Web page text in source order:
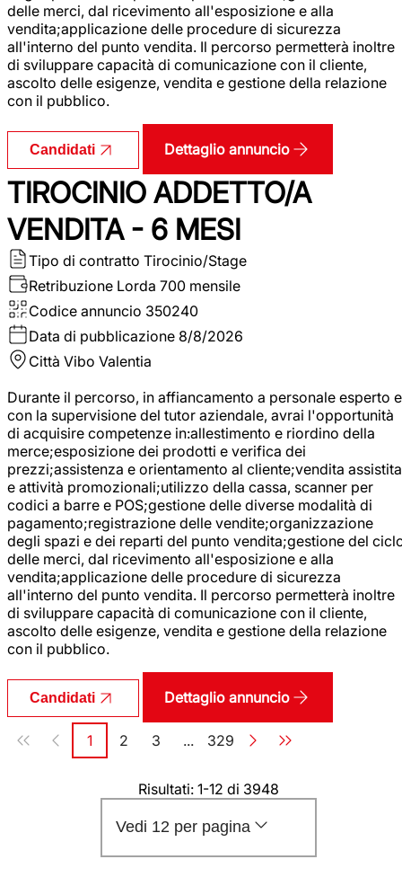
delle merci, dal ricevimento all'esposizione e alla
vendita;applicazione delle procedure di sicurezza
all'interno del punto vendita. Il percorso permetterà inoltre
di sviluppare capacità di comunicazione con il cliente,
ascolto delle esigenze, vendita e gestione della relazione
con il pubblico.
Candidati Dettaglio annuncio
TIROCINIO ADDETTO/A
VENDITA - 6 MESI
Tipo di contratto Tirocinio/Stage
Retribuzione Lorda 700 mensile
Codice annuncio 350240
Data di pubblicazione 8/8/2026
Città Vibo Valentia
Durante il percorso, in affiancamento a personale esperto e
con la supervisione del tutor aziendale, avrai l'opportunità
di acquisire competenze in:allestimento e riordino della
merce;esposizione dei prodotti e verifica dei
prezzi;assistenza e orientamento al cliente;vendita assistita
e attività promozionali;utilizzo della cassa, scanner per
codici a barre e POS;gestione delle diverse modalità di
pagamento;registrazione delle vendite;organizzazione
degli spazi e dei reparti del punto vendita;gestione del
delle merci, dal ricevimento all'esposizione e alla
vendita;applicazione delle procedure di sicurezza
all'interno del punto vendita. Il percorso permetterà inoltre
di sviluppare capacità di comunicazione con il cliente,
ascolto delle esigenze, vendita e gestione della relazione
con il pubblico.
Candidati Dettaglio annuncio
Paginazione
Pagina
1 Pagina
2 Pagina
3 ... Pagina
329
Risultati: 1-12 di 3948
Vedi 12 per pagina